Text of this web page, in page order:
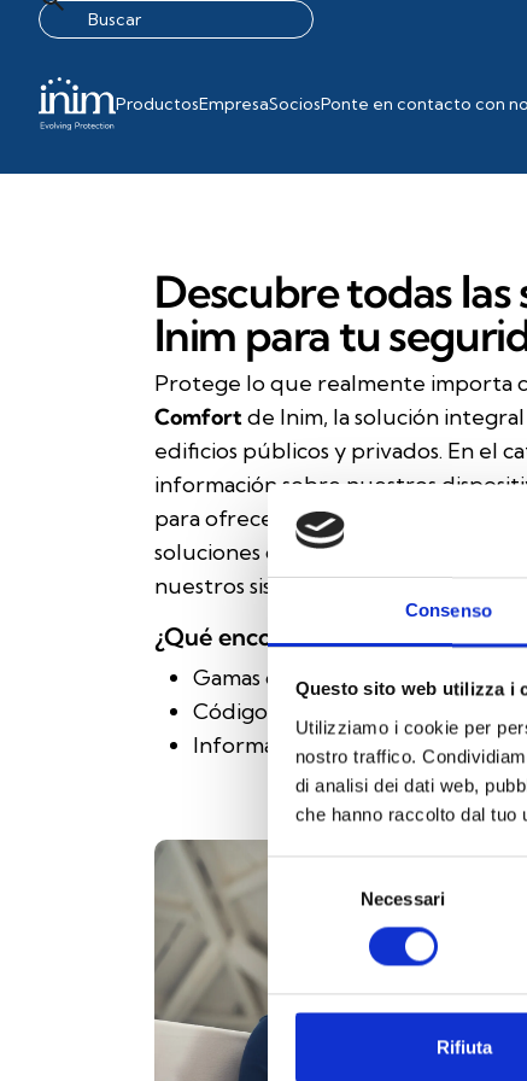
Consenso
Questo sito web utilizza i
Utilizziamo i cookie per
nostro traffico.
di analisi dei dati web,
che hanno raccolto dal tuo
Necessari
Rifiuta
ProductosEmpresaSociosPonte en contacto con
Descubre todas las
Inim para tu
Protege lo que realmente importa
Comfortde Inim, la solución
edificios públicos y privados. En el
información sobre nuestros
para ofrecer una protección total.
soluciones de Inim, las tecnologías
nuestros sistemas Security &
¿Qué encontrarás en el catálogo?
Gamas de productos
Códigos de producto
Información adicional